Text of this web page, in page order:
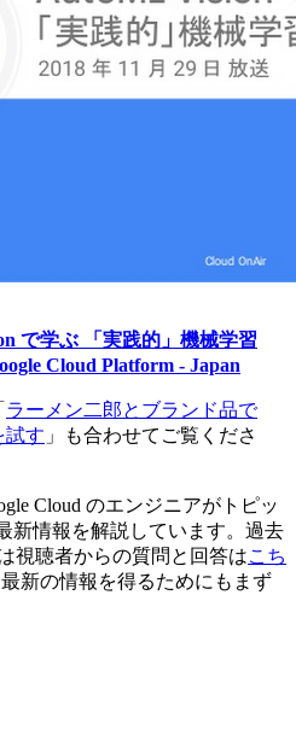
で学ぶ 「実践的」機械学習
Cloud Platform - Japan
ラーメン二郎とブランド品で
試す 」も合わせてご覧くださ
Cloud のエンジニアがトピッ
新情報を解説しています。過去
視聴者からの質問と回答はこち
新の情報を得るためにもまず